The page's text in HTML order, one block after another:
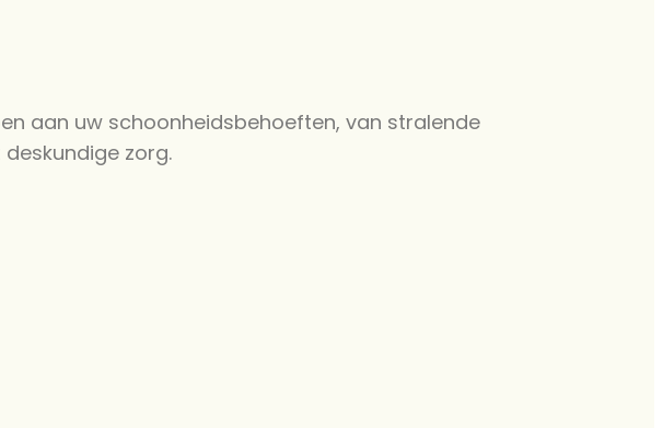
aan uw schoonheidsbehoeften, van stralende
zorg.